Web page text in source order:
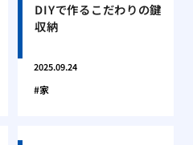
DIYで作るこだわりの鍵
収納
2025.09.24
家